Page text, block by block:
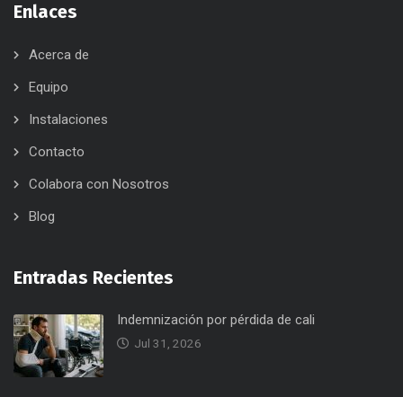
Enlaces
Acerca de
Equipo
Instalaciones
Contacto
Colabora con Nosotros
Blog
Entradas Recientes
Indemnización por pérdida de cali
Jul 31, 2026